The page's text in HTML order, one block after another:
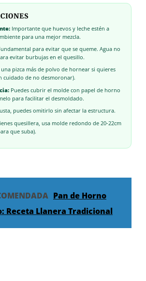
Importante que huevos y leche estén a
para una mejor mezcla.
para evitar que se queme. Agua no
evitar burbujas en el quesillo.
una pizca más de polvo de hornear si quieres
cuidado de no desmoronar).
Puedes cubrir el molde con papel de horno
para facilitar el desmoldado.
puedes omitirlo sin afectar la estructura.
quesillera, usa molde redondo de 20-22cm
que suba).
Pan de Horno
Receta Llanera Tradicional